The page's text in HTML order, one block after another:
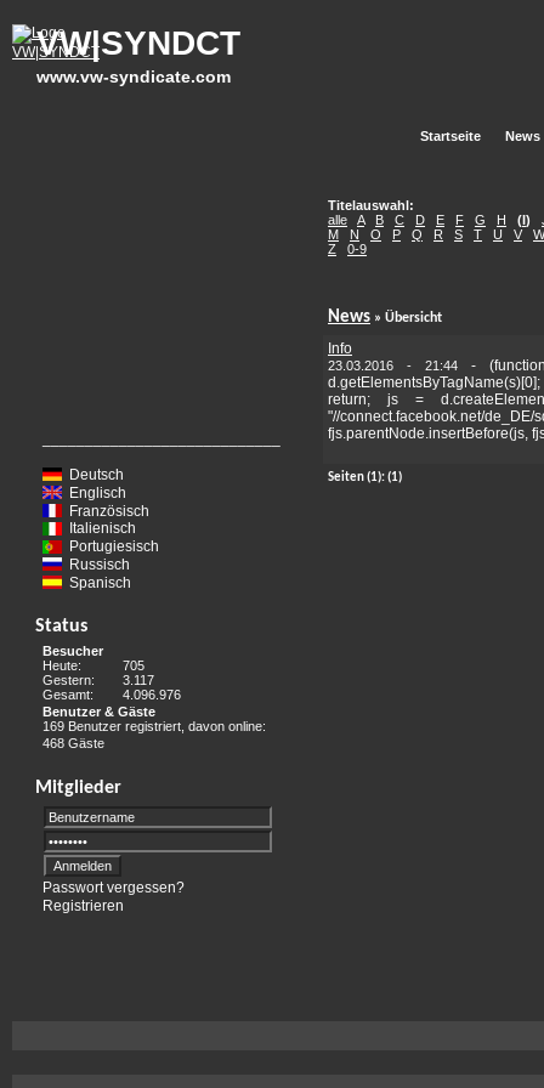
VW|SYNDCT
www.vw-syndicate.com
Startseite News
Deutsch
Englisch
Französisch
Italienisch
Portugiesisch
Russisch
Spanisch
Status
Besucher
Heute:
705
Gestern:
3.117
Gesamt:
4.096.976
Benutzer & Gäste
169 Benutzer registriert, davon online:
468 Gäste
Mitglieder
Passwort vergessen?
Registrieren
Titelauswahl:
alle
A B C D E F G H (I)
M
N O P Q R S T U V
W
Z
0-9
News » Übersicht
Info
23.03.2016 - 21:44 -
return; js =
"//connect.facebook.net/de_DE/
fjs.parentNode.insertBefore(js,
Seiten(1):(1)